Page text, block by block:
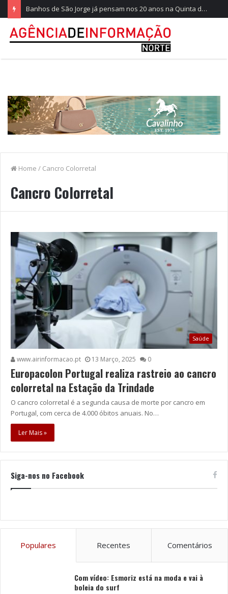
Banhos de São Jorge já pensam nos 20 anos na Quinta do Castelo
Home / Cancro Colorretal
Cancro Colorretal
Saúde
www.airinformacao.pt 13 Março, 2025 0
Europacolon Portugal realiza rastreio ao cancro
colorretal na Estação da Trindade
O cancro colorretal é a segunda causa de morte por cancro em
Portugal, com cerca de 4.000 óbitos anuais. No…
Ler Mais »
Siga-nos no Facebook
Populares Recentes Comentários
Com vídeo: Esmoriz está na moda e vai à
boleia do surf